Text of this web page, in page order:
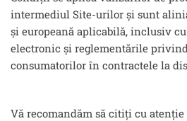
intermediul Site-urilor și sunt
și europeană aplicabilă, inclusiv
electronic și reglementările
consumatorilor în contractele la
Vă recomandăm să citiți cu